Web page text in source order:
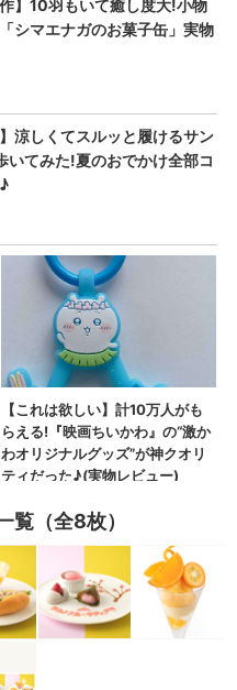
覧（全8枚）